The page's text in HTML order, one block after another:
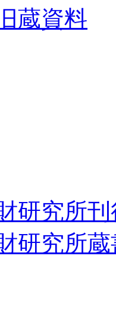
蔵資料
研究所
研究所